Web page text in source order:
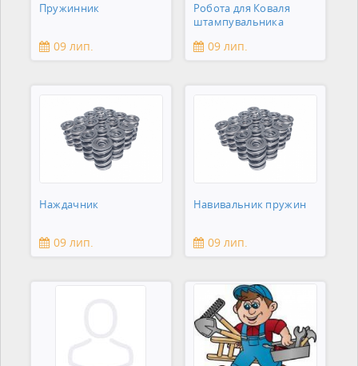
Пружинник
09 лип.
Робота для Коваля
штампувальника
09 лип.
Наждачник
09 лип.
Навивальник пружин
09 лип.